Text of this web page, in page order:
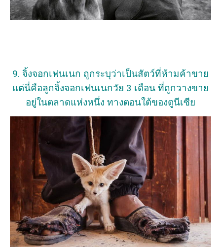
9. จิ้งจอกเฟนเนก ถูกระบุว่าเป็นสัตว์ที่ห้ามค้าขาย
แต่นี่คือลูกจิ้งจอกเฟนเนกวัย 3 เดือน ที่ถูกวางขาย
อยู่ในตลาดแห่งหนึ่ง ทางตอนใต้ของตูนีเซีย